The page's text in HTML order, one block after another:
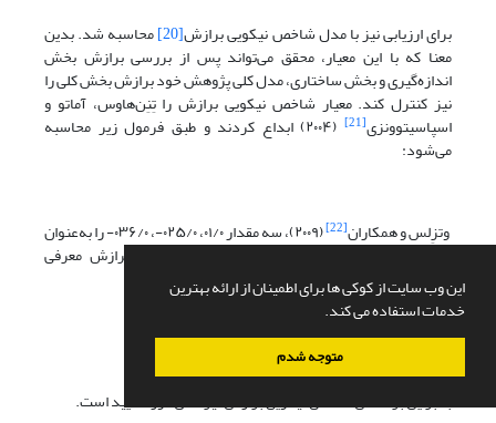
این وب سایت از کوکی ها برای اطمینان از ارائه بهترین
خدمات استفاده می کند.
متوجه شدم
برای ارزیابی نیز با مدل شاخص نیکویی برازش[20] محاسبه شد. بدین
معنا که با این معیار، محقق می‌تواند پس از بررسی برازش بخش
اندازه‌گیری و بخش ساختاری، مدل کلی پژوهش خود برازش بخش کلی را
نیز کنترل کند. معیار شاخص نیکویی برازش را تِنِن‌هاوس، آماتو و
اسپاسیتوونزی[21] (۲۰۰۴) ابداع کردند و طبق فرمول زیر محاسبه
می‌‌شود:
وتزِلس و همکاران[22] (۲۰۰۹)، سه مقدار ۰۱/۰، ۰۲۵/۰-، ۰۳۶/۰- را به‌عنوان
مقادیر ضعیف، متوسط و قوی برای شاخص نیکویی برازش معرفی
کرده‌اند که به این صورت محاسبه می‌شود:
( ) =۰.۴۷۲
بنابراین براساس شاخص نیکویی برازش نیز مدل مورد تأیید است.